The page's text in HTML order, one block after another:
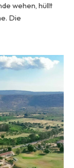
wehen, hüllt
Die